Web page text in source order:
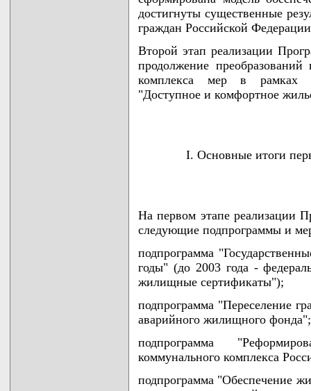
достигнуты существенные
граждан Российской
Второй этап реализации
продолжение
комплекса мер в рамках
"Доступное и комфортное
I. Основные итоги
На первом этапе реализации
следующие подпрограммы и
подпрограмма
годы" (до 2003 года -
жилищные сертификаты");
подпрограмма "Переселение
аварийного жилищного фонда";
подпрограмма
коммунального комплекса
подпрограмма "Обеспечение